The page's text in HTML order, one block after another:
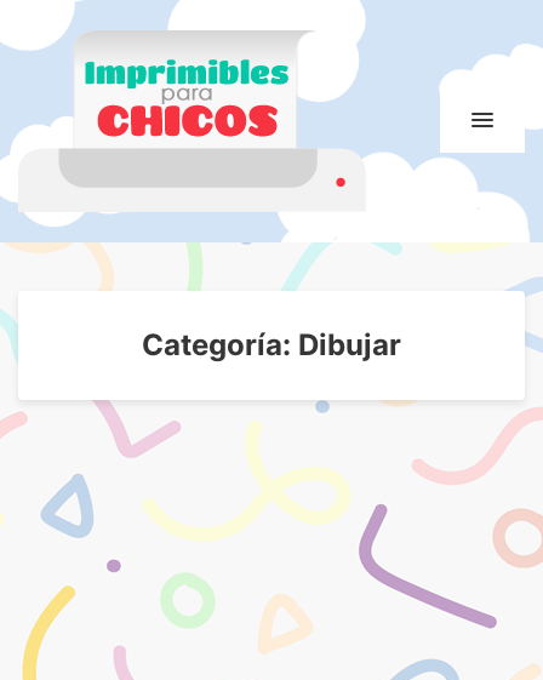
Imprimibles para
chicos
Imprimibles para chicos. Juegos. Imágenes educativas
Categoría: Dibujar